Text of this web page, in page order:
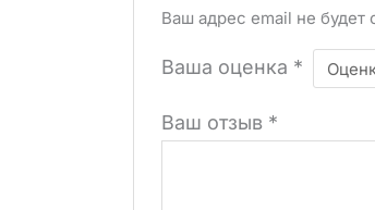
Ваш адрес email не будет
Ваша оценка *
Ваш отзыв *